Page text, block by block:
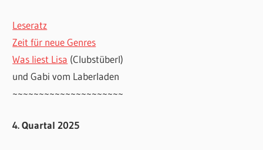
Leseratz
Zeit für neue Genres
Was liest Lisa (Clubstüberl)
und Gabi vom Laberladen
~~~~~~~~~~~~~~~~~~~~~
4. Quartal 2025